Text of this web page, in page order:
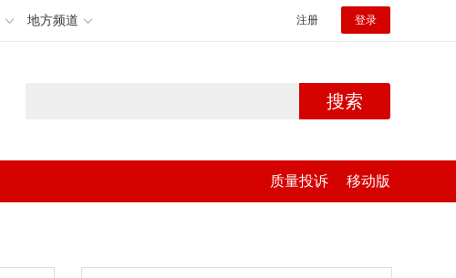
地方频道 注册 登录
搜索
质量投诉 移动版